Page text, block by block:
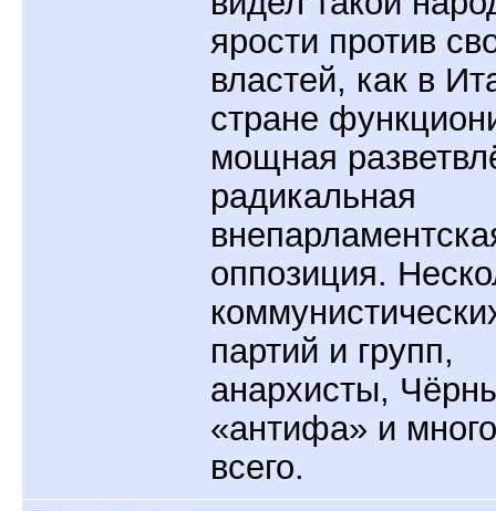
ярости против
властей, как в
стране
мощная
радикальная
оппозиция.
партий и групп,
анархисты,
«антифа» и
всего.